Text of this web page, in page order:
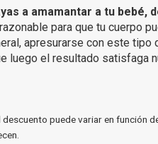
a amamantar a tu
para que tu cuerpo
apresurarse con este
luego el resultado satisfaga
puede variar en función